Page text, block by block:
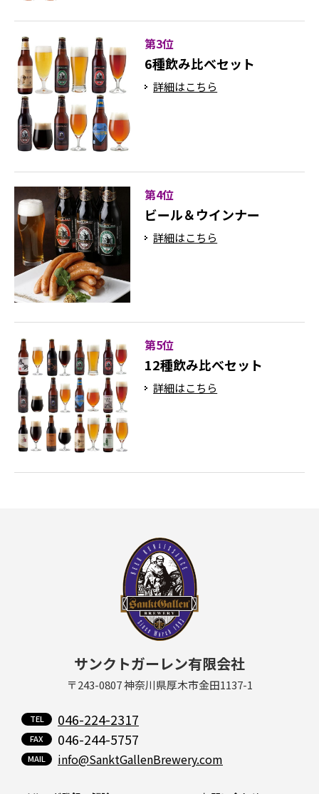
第3位
6種飲み比べセット
詳細はこちら
第4位
ビール＆ウインナー
詳細はこちら
第5位
12種飲み比べセット
詳細はこちら
サンクトガーレン有限会社
〒243-0807 神奈川県厚木市金田1137-1
046-224-2317
046-244-5757
info@SanktGallenBrewery.com